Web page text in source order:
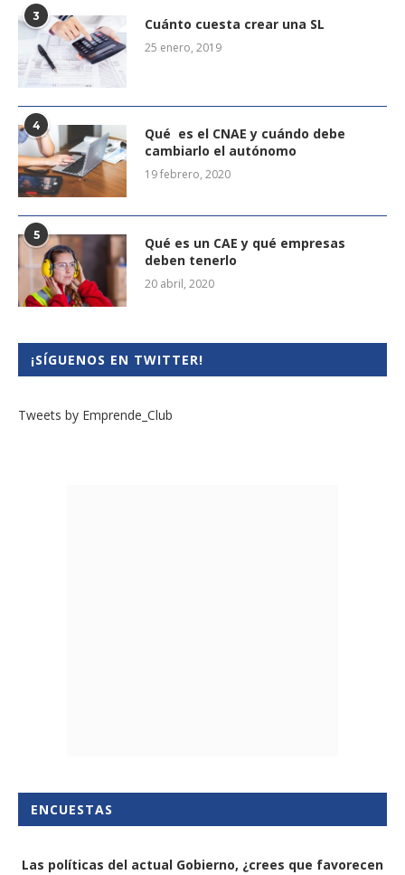
3 Cuánto cuesta crear una SL
25 enero, 2019
4
Qué es el CNAE y cuándo debe
cambiarlo el autónomo
19 febrero, 2020
5
Qué es un CAE y qué empresas
deben tenerlo
20 abril, 2020
¡SÍGUENOS EN TWITTER!
Tweets by Emprende_Club
ENCUESTAS
Las políticas del actual Gobierno, ¿crees que favorecen